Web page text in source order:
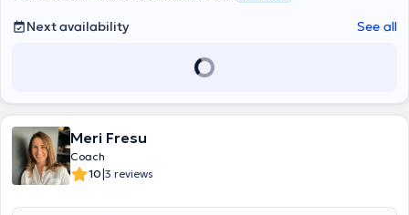
Next availability See all
Meri Fresu
Coach
10|3 reviews